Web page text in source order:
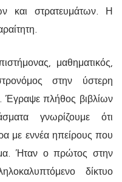
και στρατευμάτων. Η
μαθηματικός,
στην ύστερη
Έγραψε πλήθος βιβλίων
γνωρίζουμε ότι
με εννέα ηπείρους που
Ήταν ο πρώτος στην
δίκτυο